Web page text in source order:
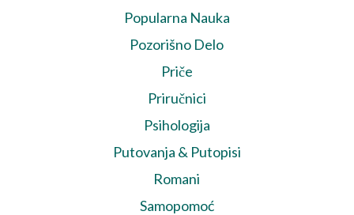
Popularna Nauka
Pozorišno Delo
Priče
Priručnici
Psihologija
Putovanja & Putopisi
Romani
Samopomoć